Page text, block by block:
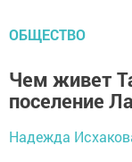
ОБЩЕСТВО
Чем живет
поселение
Надежда